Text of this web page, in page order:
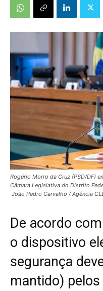
Rogério Morro da Cruz (PSD/DF)
Câmara Legislativa do Distrito
João Pedro Carvalho / Agência
De acordo
o dispositivo
segurança
mantido)